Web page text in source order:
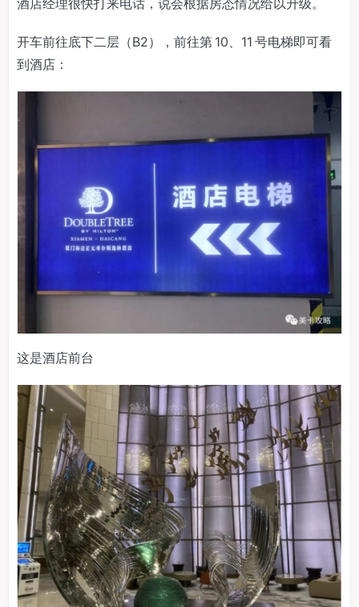
酒店经理很快打来电话，说会根据房态情况给以升级。
开车前往底下二层（B2），前往第 10、11 号电梯即可看
到酒店：
这是酒店前台